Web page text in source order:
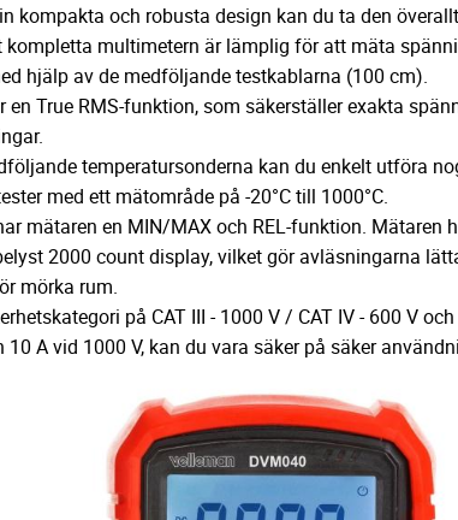
kompakta och robusta design kan du ta den
kompletta multimetern är lämplig för att mäta
hjälp av de medföljande testkablarna (100 cm).
en True RMS-funktion, som säkerställer exakta
temperatursonderna kan du enkelt utföra
med ett mätområde på -20°C till 1000°C.
mätaren en MIN/MAX och REL-funktion. Mätaren
2000 count display, vilket gör avläsningarna
mörka rum.
på CAT III - 1000 V / CAT IV - 600 V
10 A vid 1000 V, kan du vara säker på säker